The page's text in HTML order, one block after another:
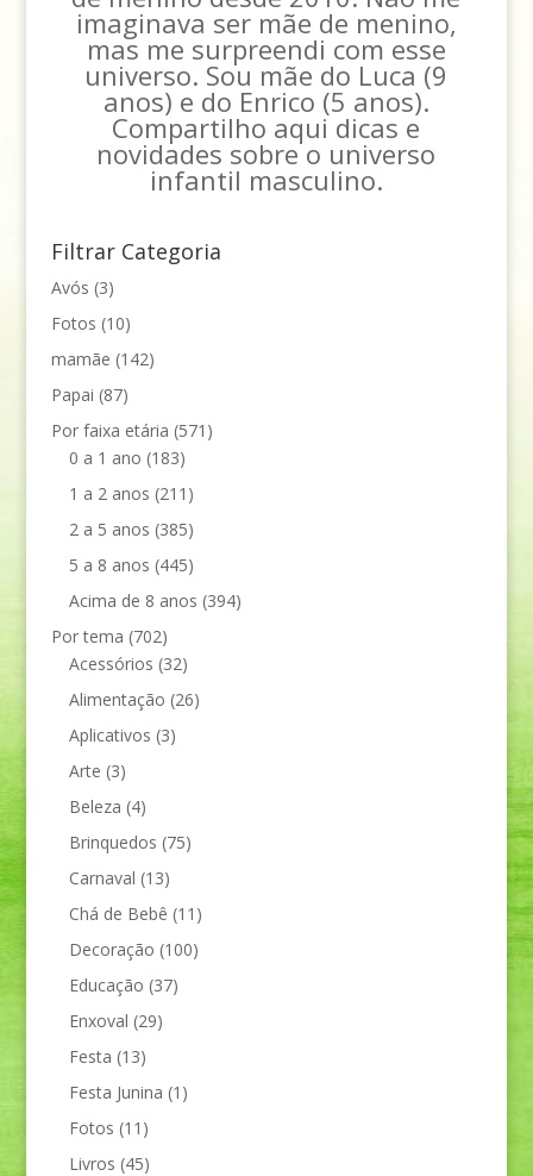
imaginava ser mãe de menino,
mas me surpreendi com esse
universo. Sou mãe do Luca (9
anos) e do Enrico (5 anos).
Compartilho aqui dicas e
novidades sobre o universo
infantil masculino.
Filtrar Categoria
Avós (3)
Fotos (10)
mamãe (142)
Papai (87)
Por faixa etária (571)
0 a 1 ano (183)
1 a 2 anos (211)
2 a 5 anos (385)
5 a 8 anos (445)
Acima de 8 anos (394)
Por tema (702)
Acessórios (32)
Alimentação (26)
Aplicativos (3)
Arte (3)
Beleza (4)
Brinquedos (75)
Carnaval (13)
Chá de Bebê (11)
Decoração (100)
Educação (37)
Enxoval (29)
Festa (13)
Festa Junina (1)
Fotos (11)
Livros (45)